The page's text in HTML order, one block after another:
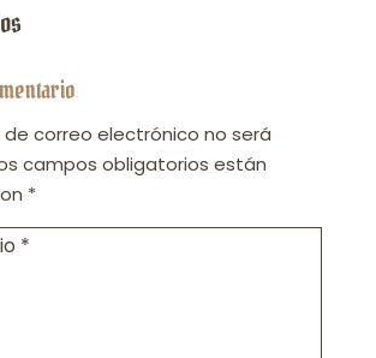
de correo electrónico no será
campos obligatorios están
*